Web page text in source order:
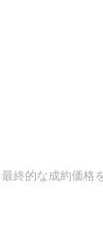
終的な成約価格